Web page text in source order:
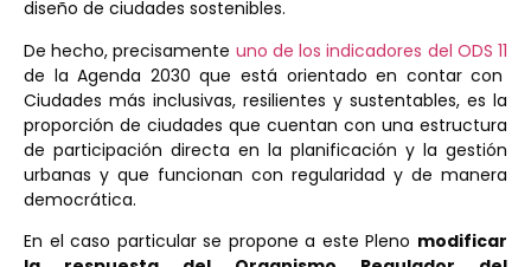
diseño de ciudades sostenibles.
De hecho, precisamente uno de los indicadores del ODS 11
de la Agenda 2030 que está orientado en contar con
Ciudades más inclusivas, resilientes y sustentables, es la
proporción de ciudades que cuentan con una estructura
de participación directa en la planificación y la gestión
urbanas y que funcionan con regularidad y de manera
democrática.
En el caso particular se propone a este Pleno modificar